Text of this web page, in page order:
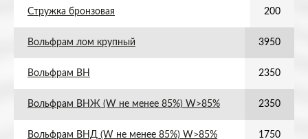
Стружка бронзовая 200
Вольфрам лом крупный 3950
Вольфрам ВН 2350
Вольфрам ВНЖ (W не менее 85%) W>85% 2350
Вольфрам ВНД (W не менее 85%) W>85% 1750